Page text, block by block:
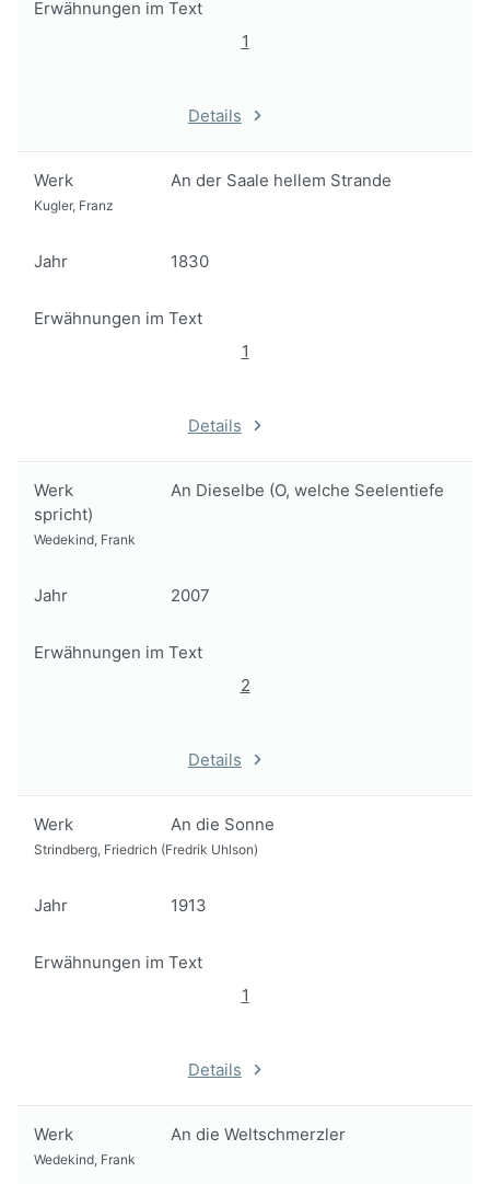
Erwähnungen im Text
1
Details
Werk An der Saale hellem Strande
Kugler, Franz
Jahr 1830
Erwähnungen im Text
1
Details
Werk
An Dieselbe (O, welche Seelentiefe
spricht)
Wedekind, Frank
Jahr 2007
Erwähnungen im Text
2
Details
Werk An die Sonne
Strindberg, Friedrich (Fredrik Uhlson)
Jahr 1913
Erwähnungen im Text
1
Details
Werk An die Weltschmerzler
Wedekind, Frank